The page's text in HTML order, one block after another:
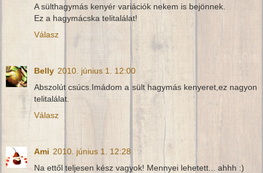
A sülthagymás kenyér variációk nekem is bejönnek.
Ez a hagymácska telitalálat!
Válasz
Belly 2010. június 1. 12:00
Abszolút csúcs.Imádom a sült hagymás kenyeret,ez nagyon
telitalálat.
Válasz
Ami 2010. június 1. 12:28
Na ettől teljesen kész vagyok! Mennyei lehetett... ahhh :)